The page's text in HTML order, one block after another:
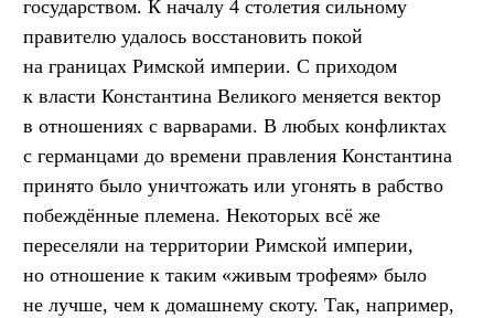
государством. К началу 4 столетия сильному
правителю удалось восстановить покой
на границах Римской империи. С приходом
к власти Константина Великого меняется вектор
в отношениях с варварами. В любых конфликтах
с германцами до времени правления Константина
принято было уничтожать или угонять в рабство
побеждённые племена. Некоторых всё же
переселяли на территории Римской империи,
но отношение к таким «живым трофеям» было
не лучше, чем к домашнему скоту. Так, например,